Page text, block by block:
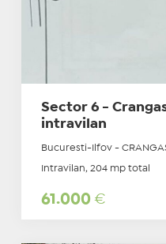
Sector 6 -
intravilan
Bucuresti-Ilfov -
Intravilan, 204 mp total
61.000 €